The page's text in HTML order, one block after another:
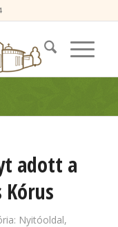
adott a
Nyitóoldal,